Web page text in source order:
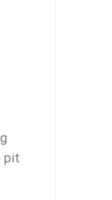
pit